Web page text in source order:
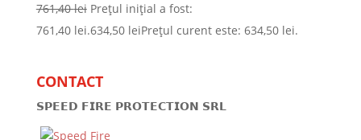
761,40lei Prețul inițial a fost:
761,40 lei.634,50 leiPrețul curent este: 634,50 lei.
CONTACT
𝗦𝗣𝗘𝗘𝗗 𝗙𝗜𝗥𝗘 𝗣𝗥𝗢𝗧𝗘𝗖𝗧𝗜𝗢𝗡 𝗦𝗥𝗟